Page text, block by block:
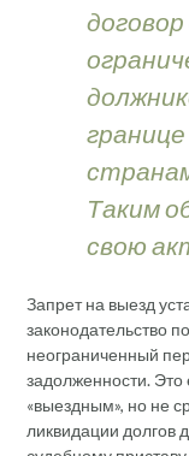
Таким
свою
Запрет на выезд
законодательство
неограниченный
задолженности. Это
«выездным», но не
ликвидации долгов